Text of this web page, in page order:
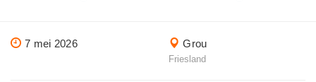
7 mei 2026 Grou
Friesland